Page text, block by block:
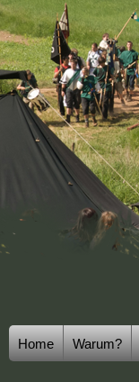
Home Warum?